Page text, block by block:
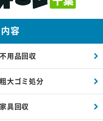
容
不用品回収
粗大ゴミ処分
家具回収